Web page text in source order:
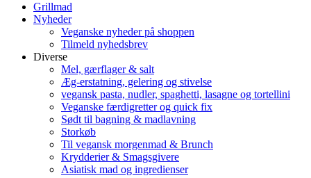
Grillmad
Nyheder
Veganske nyheder på shoppen
Tilmeld nyhedsbrev
Diverse
Mel, gærflager & salt
Æg-erstatning, gelering og stivelse
vegansk pasta, nudler, spaghetti, lasagne og tortellini
Veganske færdigretter og quick fix
Sødt til bagning & madlavning
Storkøb
Til vegansk morgenmad & Brunch
Krydderier & Smagsgivere
Asiatisk mad og ingredienser